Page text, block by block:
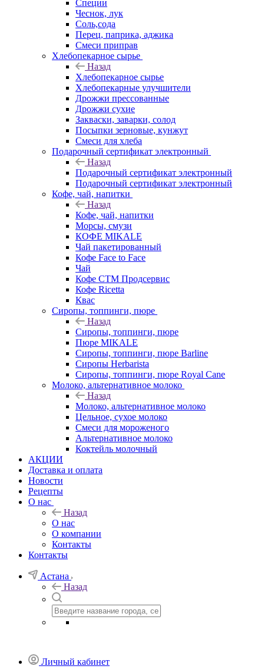
Специи
Чеснок, лук
Соль,сода
Перец, паприка, аджика
Смеси приправ
Хлебопекарное сырье
Назад
Хлебопекарное сырье
Хлебопекарные улучшители
Дрожжи прессованные
Дрожжи сухие
Закваски, заварки, солод
Посыпки зерновые, кунжут
Смеси для хлеба
Подарочный сертификат электронный
Назад
Подарочный сертификат электронный
Подарочный сертификат электронный
Кофе, чай, напитки
Назад
Кофе, чай, напитки
Морсы, смузи
КОФЕ MIKALE
Чай пакетированный
Кофе Face to Face
Чай
Кофе СТМ Продсервис
Кофе Ricetta
Квас
Сиропы, топпинги, пюре
Назад
Сиропы, топпинги, пюре
Пюре MIKALE
Сиропы, топпинги, пюре Barline
Сиропы Herbarista
Сиропы, топпинги, пюре Royal Cane
Молоко, альтернативное молоко
Назад
Молоко, альтернативное молоко
Цельное, сухое молоко
Смеси для мороженого
Альтернативное молоко
Коктейль молочный
АКЦИИ
Доставка и оплата
Новости
Рецепты
О нас
Назад
О нас
О компании
Контакты
Контакты
Астана
Назад
Личный кабинет